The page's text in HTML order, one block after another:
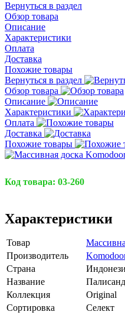
Вернуться в раздел
Обзор товара
Описание
Характеристики
Оплата
Доставка
Похожие товары
Вернуться в раздел
Обзор товара
Описание
Характеристики
Оплата
Доставка
Похожие товары
Код товара: 03-260
Характеристики
Товар
Производитель
Страна
Название
Коллекция
Original
Сортировка
Селект